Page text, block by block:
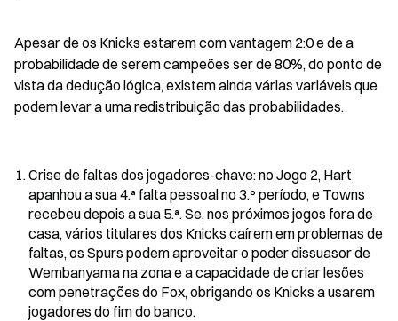
Apesar de os Knicks estarem com vantagem 2:0 e de a
probabilidade de serem campeões ser de 80%, do ponto de
vista da dedução lógica, existem ainda várias variáveis que
podem levar a uma redistribuição das probabilidades.
Crise de faltas dos jogadores-chave: no Jogo 2, Hart
apanhou a sua 4.ª falta pessoal no 3.º período, e Towns
recebeu depois a sua 5.ª. Se, nos próximos jogos fora de
casa, vários titulares dos Knicks caírem em problemas de
faltas, os Spurs podem aproveitar o poder dissuasor de
Wembanyama na zona e a capacidade de criar lesões
com penetrações do Fox, obrigando os Knicks a usarem
jogadores do fim do banco.